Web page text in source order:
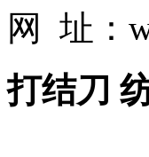
网 址：
打结刀